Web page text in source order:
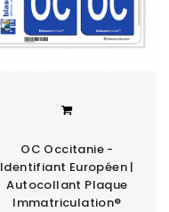
OC Occitanie -
Identifiant Européen |
Autocollant Plaque
Immatriculation®